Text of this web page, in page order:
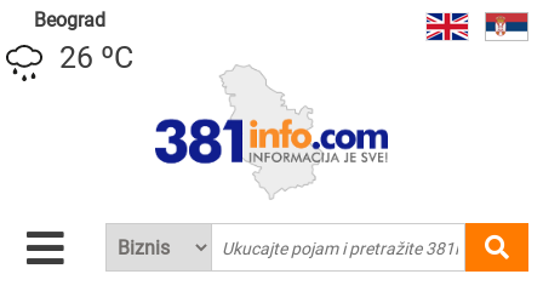
Beograd
26 ºC